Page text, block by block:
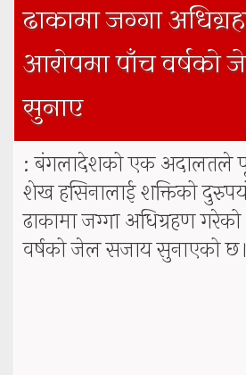
ढाकामा जग्गा
आरोपमा पाँच वर्षको
सुनाए
: बंगलादेशको एक अदालतले
शेख हसिनालाई शक्तिको
ढाकामा जग्गा अधिग्रहण
वर्षको जेल सजाय सुनाएको छ।